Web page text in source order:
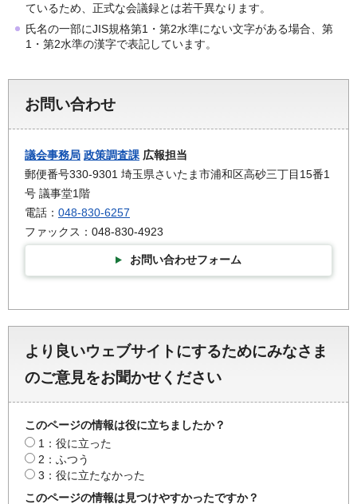
ているため、正式な会議録とは若干異なります。
氏名の一部にJIS規格第1・第2水準にない文字がある場合、第
1・第2水準の漢字で表記しています。
お問い合わせ
議会事務局 政策調査課 広報担当
郵便番号330-9301 埼玉県さいたま市浦和区高砂三丁目15番1
号 議事堂1階
電話： 048-830-6257
ファックス：048-830-4923
お問い合わせフォーム
より良いウェブサイトにするためにみなさま
のご意見をお聞かせください
このページの情報は役に立ちましたか？
1：役に立った
2：ふつう
3：役に立たなかった
このページの情報は見つけやすかったですか？